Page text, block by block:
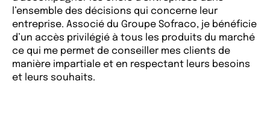
l’ensemble des décisions qui concerne leur
entreprise. Associé du Groupe Sofraco, je bénéficie
d’un accès privilégié à tous les produits du marché
ce qui me permet de conseiller mes clients de
manière impartiale et en respectant leurs besoins
et leurs souhaits.